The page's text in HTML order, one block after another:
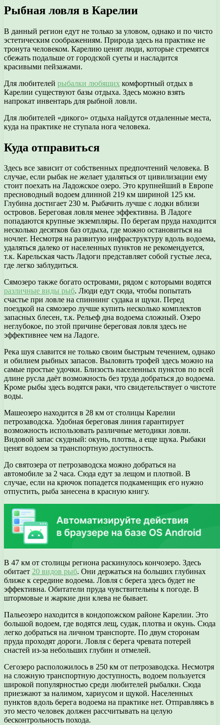
Рыбная ловля в Карелии
В данный регион едут не только за уловом, однако и по чисто
эстетическим соображениям. Природа здесь на практике не
тронута человеком. Карелию ценят люди, которые стремятся
сбежать подальше от городской суеты и насладится
красивыми пейзажами.
Для любителей рыбалки любящих комфортный отдых в
Карелии существуют базы отдыха. Здесь можно взять
напрокат инвентарь для рыбной ловли.
Для любителей «дикого» отдыха найдутся отдаленные места,
куда на практике не ступала нога человека.
Куда отправиться
Здесь все зависит от собственных предпочтений человека. В
случае, если рыбак не желает удаляться от цивилизации ему
стоит поехать на Ладожское озеро. Это крупнейший в Европе
пресноводный водоем длинной 219 км шириной 125 км.
Глубина достигает 230 м. Рыбачить лучше с лодки вблизи
островов. Береговая ловля менее эффективна. В Ладоге
попадаются крупные экземпляры. По берегам пруда находится
несколько десятков баз отдыха, где можно остановиться на
ночлег. Несмотря на развитую инфраструктуру вдоль водоема,
удаляться далеко от населенных пунктов не рекомендуется,
т.к. Карельская часть Ладоги представляет собой густые леса,
где легко заблудиться.
Сямозеро также богато островами, рядом с которыми водятся
различные виды рыб. Люди едут сюда, чтобы попытать
счастье при ловле на спиннинг судака и щуки. Перед
поездкой на сямозеро лучше купить несколько комплектов
запасных блесен, т.к. Рельеф дна водоема сложный. Озеро
неглубокое, по этой причине береговая ловля здесь не
эффективнее чем на Ладоге.
Река шуя славится не только своим быстрым течением, однако
и обилием рыбных запасов. Выловить трофей здесь можно на
самые простые удочки. Близость населенных пунктов по всей
длине русла даёт возможность без труда добраться до водоема.
Кроме рыбы здесь водятся раки, что свидетельствует о чистоте
воды.
Машеозеро находится в 28 км от столицы Карелии
петрозаводска. Удобная береговая линия гарантирует
возможность использовать различные методики ловли.
Видовой запас скудный: окунь, плотва, а еще щука. Рыбаки
ценят водоем за транспортную доступность.
До святозера от петрозаводска можно добраться на
автомобиле за 2 часа. Сюда едут за лещом и плотвой. В
случае, если на крючок попадется подкаменщик его нужно
отпустить, рыба занесена в красную книгу.
В 47 км от столицы региона раскинулось кончозеро. Здесь
обитает 20 видов рыб. Они держаться на больших глубинах
ближе к середине водоема. Ловля с берега здесь будет не
эффективна. Обитатели пруда чувствительны к погоде. В
штормовые и жаркие дни клева не бывает.
Пальеозеро находится в кондопожском районе Карелии. Это
большой водоем, где водятся лещ, судак, плотва и окунь. Сюда
легко добраться на личном транспорте. По двум сторонам
пруда проходят дороги. Ловля с берега чревата потерей
снастей из-за небольших глубин и отмелей.
Сегозеро расположилось в 250 км от петрозаводска. Несмотря
на сложную транспортную доступность, водоем пользуется
широкой популярностью среди любителей рыбалки. Сюда
приезжают за налимом, хариусом и щукой. Населенных
пунктов вдоль берега водоема на практике нет. Отправляясь в
это место человек должен рассчитывать на целую
бесконтрольность похода.